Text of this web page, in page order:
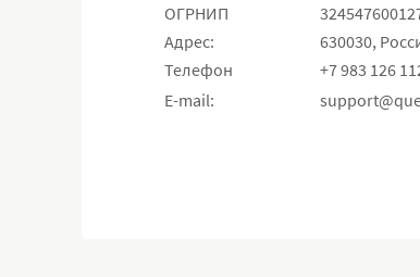
ОГРНИП
Адрес:
630030,
Телефон
+7 983 126
E-mail: